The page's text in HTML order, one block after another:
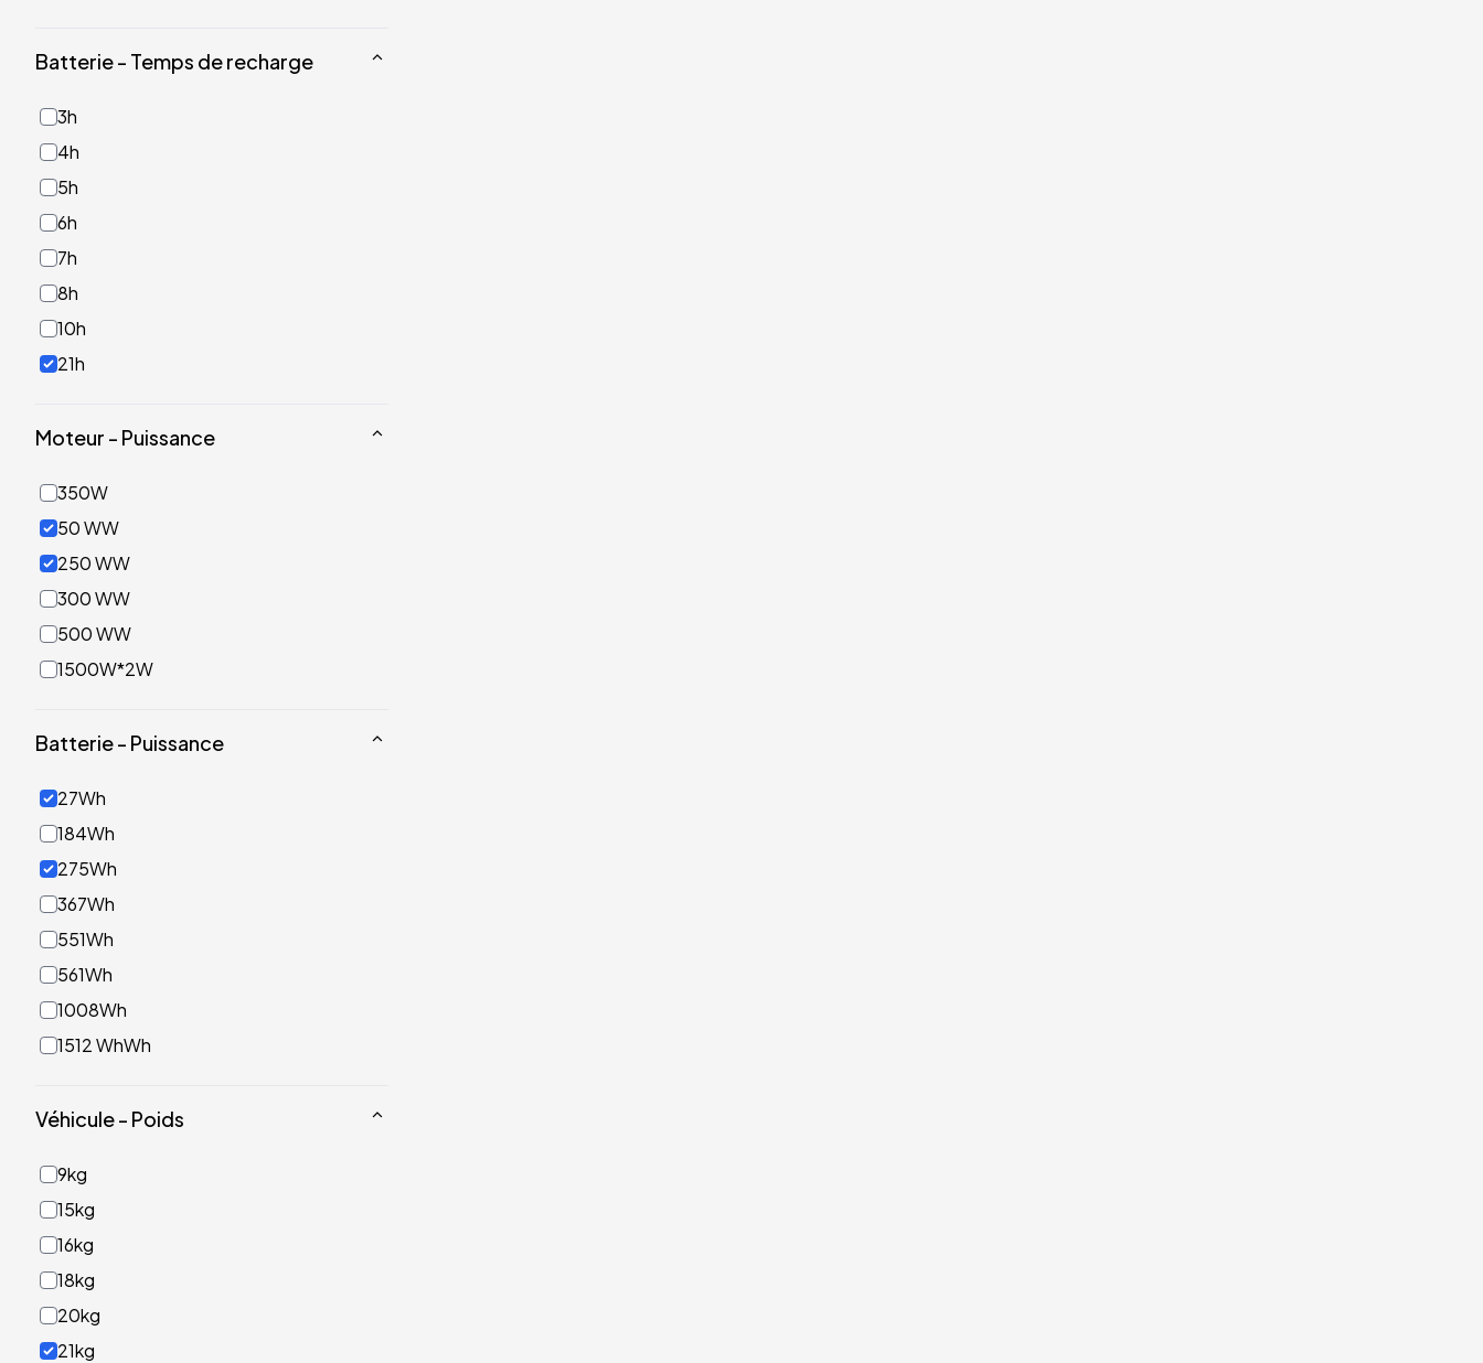
Batterie - Temps de recharge
3h
4h
5h
6h
7h
8h
10h
21h
Moteur - Puissance
350W
50 WW
250 WW
300 WW
500 WW
1500W*2W
Batterie - Puissance
27Wh
184Wh
275Wh
367Wh
551Wh
561Wh
1008Wh
1512 WhWh
Véhicule - Poids
9kg
15kg
16kg
18kg
20kg
21kg